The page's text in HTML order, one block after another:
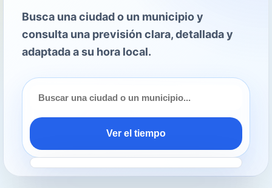
Busca una ciudad o un municipio y
consulta una previsión clara, detallada y
adaptada a su hora local.
Ver el tiempo